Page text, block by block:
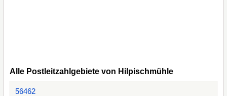
Alle Postleitzahlgebiete von Hilpischmühle
56462